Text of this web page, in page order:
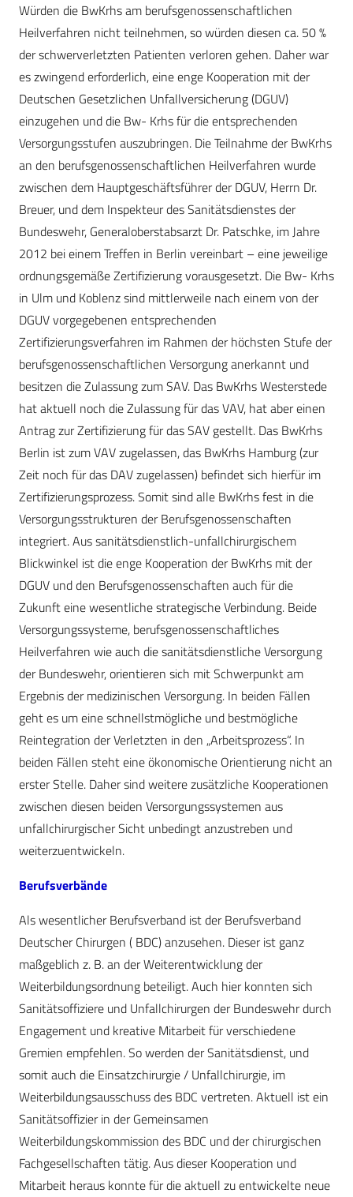
Würden die BwKrhs am berufsgenossenschaftlichen
Heilverfahren nicht teilnehmen, so würden diesen ca. 50 %
der schwerverletzten Patienten verloren gehen. Daher war
es zwingend erforderlich, eine enge Kooperation mit der
Deutschen Gesetzlichen Unfallversicherung (DGUV)
einzugehen und die Bw- Krhs für die entsprechenden
Versorgungsstufen auszubringen. Die Teilnahme der BwKrhs
an den berufsgenossenschaftlichen Heilverfahren wurde
zwischen dem Hauptgeschäftsführer der DGUV, Herrn Dr.
Breuer, und dem Inspekteur des Sanitätsdienstes der
Bundeswehr, Generaloberstabsarzt Dr. Patschke, im Jahre
2012 bei einem Treffen in Berlin vereinbart – eine jeweilige
ordnungsgemäße Zertifizierung vorausgesetzt. Die Bw- Krhs
in Ulm und Koblenz sind mittlerweile nach einem von der
DGUV vorgegebenen entsprechenden
Zertifizierungsverfahren im Rahmen der höchsten Stufe der
berufsgenossenschaftlichen Versorgung anerkannt und
besitzen die Zulassung zum SAV. Das BwKrhs Westerstede
hat aktuell noch die Zulassung für das VAV, hat aber einen
Antrag zur Zertifizierung für das SAV gestellt. Das BwKrhs
Berlin ist zum VAV zugelassen, das BwKrhs Hamburg (zur
Zeit noch für das DAV zugelassen) befindet sich hierfür im
Zertifizierungsprozess. Somit sind alle BwKrhs fest in die
Versorgungsstrukturen der Berufsgenossenschaften
integriert. Aus sanitätsdienstlich-unfallchirurgischem
Blickwinkel ist die enge Kooperation der BwKrhs mit der
DGUV und den Berufsgenossenschaften auch für die
Zukunft eine wesentliche strategische Verbindung. Beide
Versorgungssysteme, berufsgenossenschaftliches
Heilverfahren wie auch die sanitätsdienstliche Versorgung
der Bundeswehr, orientieren sich mit Schwerpunkt am
Ergebnis der medizinischen Versorgung. In beiden Fällen
geht es um eine schnellstmögliche und bestmögliche
Reintegration der Verletzten in den „Arbeitsprozess“. In
beiden Fällen steht eine ökonomische Orientierung nicht an
erster Stelle. Daher sind weitere zusätzliche Kooperationen
zwischen diesen beiden Versorgungssystemen aus
unfallchirurgischer Sicht unbedingt anzustreben und
weiterzuentwickeln.
Berufsverbände
Als wesentlicher Berufsverband ist der Berufsverband
Deutscher Chirurgen ( BDC) anzusehen. Dieser ist ganz
maßgeblich z. B. an der Weiterentwicklung der
Weiterbildungsordnung beteiligt. Auch hier konnten sich
Sanitätsoffiziere und Unfallchirurgen der Bundeswehr durch
Engagement und kreative Mitarbeit für verschiedene
Gremien empfehlen. So werden der Sanitätsdienst, und
somit auch die Einsatzchirurgie / Unfallchirurgie, im
Weiterbildungsausschuss des BDC vertreten. Aktuell ist ein
Sanitätsoffizier in der Gemeinsamen
Weiterbildungskommission des BDC und der chirurgischen
Fachgesellschaften tätig. Aus dieser Kooperation und
Mitarbeit heraus konnte für die aktuell zu entwickelte neue